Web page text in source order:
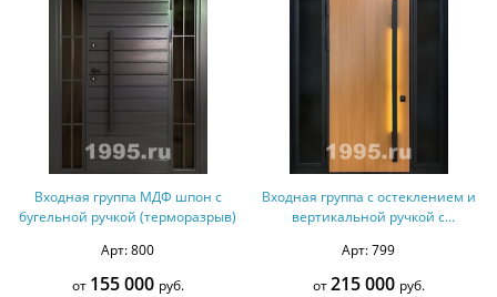
Входная группа МДФ шпон с
бугельной ручкой (терморазрыв)
Арт: 800
от 155 000 руб.
Входная группа с остеклением и
вертикальной ручкой с
Арт: 799
от215 000 руб.